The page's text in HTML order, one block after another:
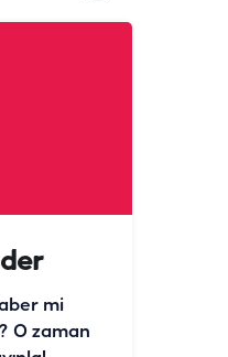
mi
O zaman